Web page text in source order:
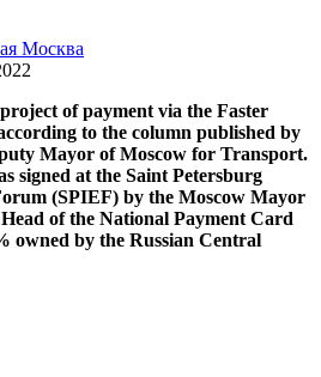
Москва
of payment via the Faster
to the column published by
Mayor of Moscow for Transport.
signed at the Saint Petersburg
(SPIEF) by the Moscow Mayor
of the National Payment Card
owned by the Russian Central